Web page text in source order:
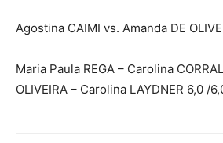
Agostina CAIMI vs. Amanda DE
Maria Paula REGA – Carolina
OLIVEIRA – Carolina LAYDNER 6,0 /